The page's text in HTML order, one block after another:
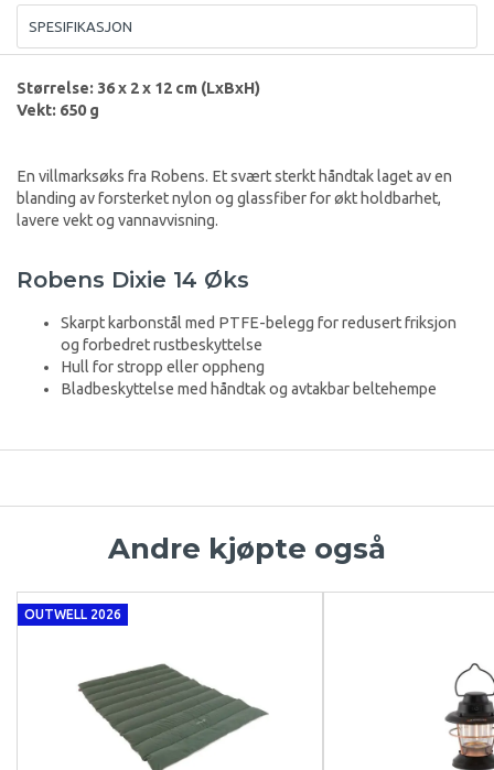
SPESIFIKASJON
Størrelse: 36 x 2 x 12 cm (LxBxH)
Vekt: 650 g
En villmarksøks fra Robens. Et svært sterkt håndtak laget av en
blanding av forsterket nylon og glassfiber for økt holdbarhet,
lavere vekt og vannavvisning.
Robens Dixie 14 Øks
Skarpt karbonstål med PTFE-belegg for redusert friksjon
og forbedret rustbeskyttelse
Hull for stropp eller oppheng
Bladbeskyttelse med håndtak og avtakbar beltehempe
Andre kjøpte også
OUTWELL 2026